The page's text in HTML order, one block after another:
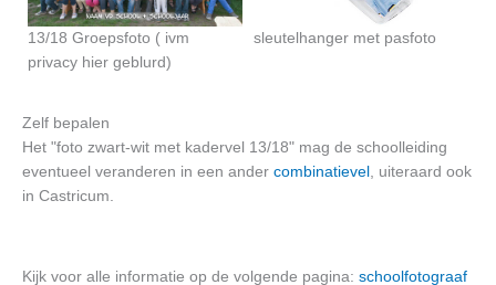
13/18 Groepsfoto ( ivm
privacy hier geblurd)
sleutelhanger met pasfoto
Zelf bepalen
Het "foto zwart-wit met kadervel 13/18" mag de schoolleiding
eventueel veranderen in een ander combinatievel , uiteraard ook
in Castricum.
Kijk voor alle informatie op de volgende pagina: schoolfotograaf